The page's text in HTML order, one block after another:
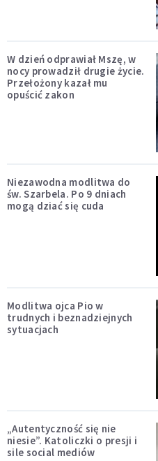
W dzień odprawiał Mszę, w
nocy prowadził drugie życie.
Przełożony kazał mu
opuścić zakon
Niezawodna modlitwa do
św. Szarbela. Po 9 dniach
mogą dziać się cuda
Modlitwa ojca Pio w
trudnych i beznadziejnych
sytuacjach
„Autentyczność się nie
niesie”. Katoliczki o presji i
sile social mediów